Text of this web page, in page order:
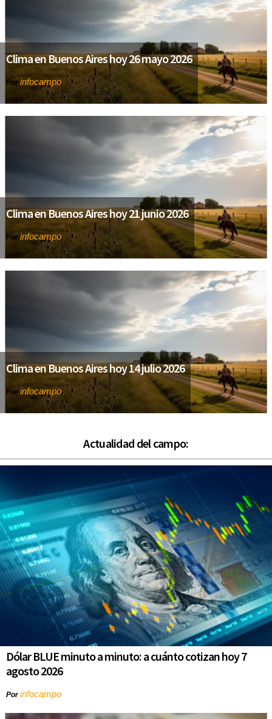
Clima en Buenos Aires hoy 26 mayo 2026
Por infocampo
Clima en Buenos Aires hoy 21 junio 2026
Por infocampo
Clima en Buenos Aires hoy 14 julio 2026
Por infocampo
Actualidad del campo:
Dólar BLUE minuto a minuto: a cuánto cotizan hoy 7
agosto 2026
Porinfocampo